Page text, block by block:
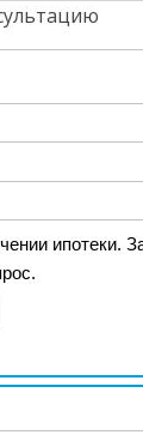
ипотеки.